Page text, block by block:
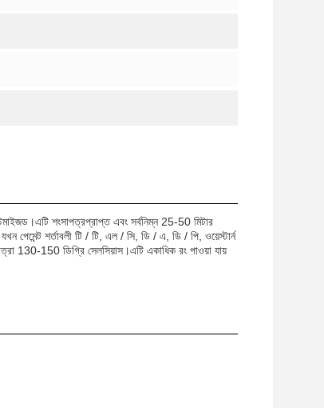
শংসাপত্রপ্রাপ্ত এবং সর্বনিম্ন 25-50 মিটার
পেমেন্ট শর্তাবলী টি / টি, এল / সি, ডি / এ, ডি / পি, ওয়েস্টার্ন
130-150 ডিগ্রি সেলসিয়াস।এটি একাধিক রং পাওয়া যায়